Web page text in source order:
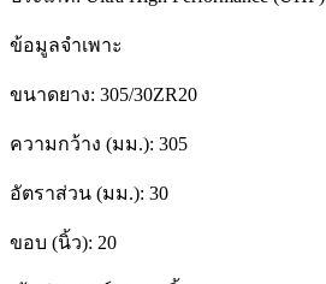
ข้อมูลจำเพาะ
ขนาดยาง: 305/30ZR20
ความกว้าง (มม.): 305
อัตราส่วน (มม.): 30
ขอบ (นิ้ว): 20